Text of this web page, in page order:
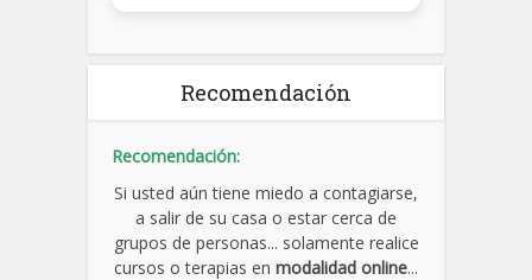
Recomendación
Recomendación:
Si usted aún tiene miedo a contagiarse,
a salir de su casa o estar cerca de
grupos de personas... solamente realice
cursos o terapias en modalidad online...